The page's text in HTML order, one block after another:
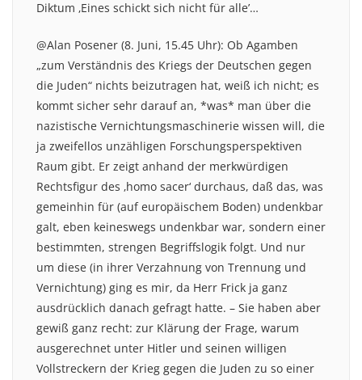
Diktum ‚Eines schickt sich nicht für alle’…
@Alan Posener (8. Juni, 15.45 Uhr): Ob Agamben
„zum Verständnis des Kriegs der Deutschen gegen
die Juden“ nichts beizutragen hat, weiß ich nicht; es
kommt sicher sehr darauf an, *was* man über die
nazistische Vernichtungsmaschinerie wissen will, die
ja zweifellos unzähligen Forschungsperspektiven
Raum gibt. Er zeigt anhand der merkwürdigen
Rechtsfigur des ‚homo sacer‘ durchaus, daß das, was
gemeinhin für (auf europäischem Boden) undenkbar
galt, eben keineswegs undenkbar war, sondern einer
bestimmten, strengen Begriffslogik folgt. Und nur
um diese (in ihrer Verzahnung von Trennung und
Vernichtung) ging es mir, da Herr Frick ja ganz
ausdrücklich danach gefragt hatte. – Sie haben aber
gewiß ganz recht: zur Klärung der Frage, warum
ausgerechnet unter Hitler und seinen willigen
Vollstreckern der Krieg gegen die Juden zu so einer